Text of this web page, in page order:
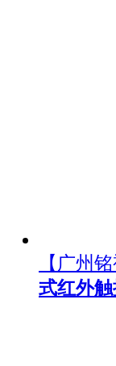
【广州
式红外